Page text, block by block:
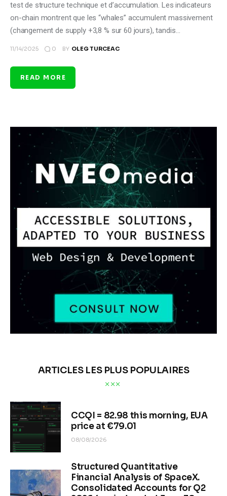
test de structure technique et d’accumulation. Les indicateurs
on-chain montrent que les “whales” accumulent massivement
(changement de supply +3,8 % sur 60 jours), tandis…
11/14/2025 0 BY OLEG TURCEAC
READ MORE
ARTICLES LES PLUS POPULAIRES
CCQI = 82.98 this morning, EUA
price at €79.01
08/08/2026
Structured Quantitative
Financial Analysis of SpaceX.
Consolidated Accounts for Q2